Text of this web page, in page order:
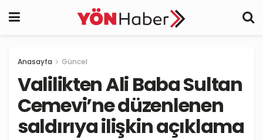
Anasayfa Güncel
Valilikten Ali Baba Sultan
Cemevi’ne düzenlenen
saldırıya ilişkin açıklama